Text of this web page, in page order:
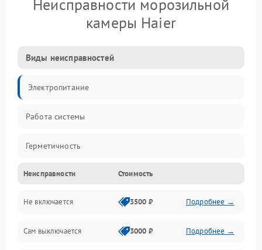
Неисправности морозильной
камеры Haier
Виды неисправностей
Электропитание
Работа системы
Герметичность
Механика
Неисправности Стоимость
Не включается 3500 ₽ Подробнее →
Сам выключается 3000 ₽ Подробнее →